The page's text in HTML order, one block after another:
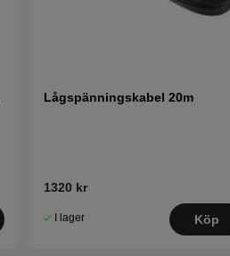
Lågspänningskabel 20m
1320 kr
I lager Köp